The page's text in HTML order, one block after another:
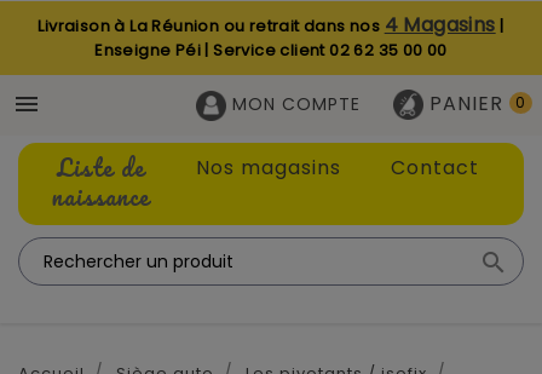
Livraison à La Réunion ou retrait dans nos 4 Magasins |
Enseigne Péi | Service client02 62 35 00 00
 PANIER 0
MON COMPTE
Liste de
naissance
Nos magasins Contact
